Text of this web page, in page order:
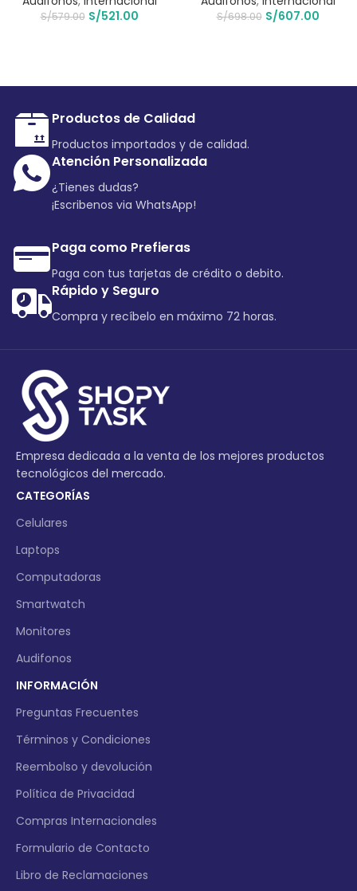
S/579.00 S/521.00 S/698.00 S/607.00
Productos de Calidad
Productos importados y de calidad.
Atención Personalizada
¿Tienes dudas?
¡Escribenos via WhatsApp!
Paga como Prefieras
Paga con tus tarjetas de crédito o debito.
Rápido y Seguro
Compra y recíbelo en máximo 72 horas.
Empresa dedicada a la venta de los mejores productos
tecnológicos del mercado.
CATEGORÍAS
Celulares
Laptops
Computadoras
Smartwatch
Monitores
Audifonos
INFORMACIÓN
Preguntas Frecuentes
Términos y Condiciones
Reembolso y devolución
Política de Privacidad
Compras Internacionales
Formulario de Contacto
Libro de Reclamaciones